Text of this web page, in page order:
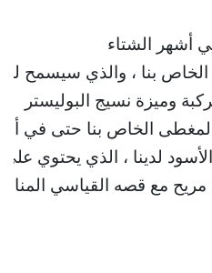
بنا ، والذي سيسمح
وميزة نسيج البوليستر
الخاص بنا حتى في
لدينا ، الذي يحتوي على
مع قصه القياسي